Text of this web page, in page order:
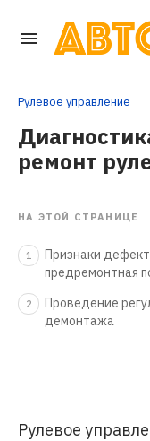
Перейти
контенту
Рулевое управление
ремонт
НА ЭТОЙ СТРАНИЦЕ
1
Признаки
предремонтная
2
Проведение
демонтажа
Рулевое